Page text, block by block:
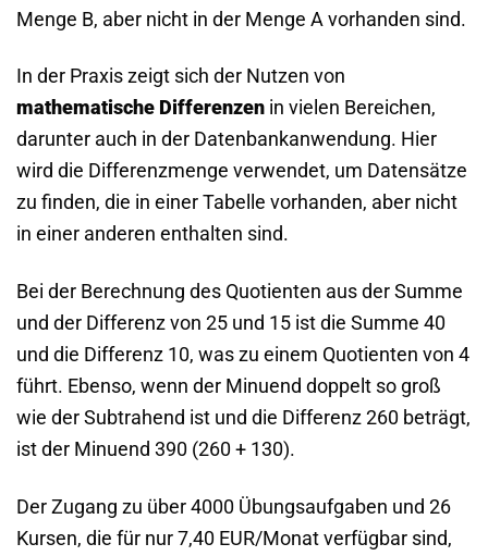
Menge B, aber nicht in der Menge A vorhanden sind.
In der Praxis zeigt sich der Nutzen von
mathematische Differenzen in vielen Bereichen,
darunter auch in der Datenbankanwendung. Hier
wird die Differenzmenge verwendet, um Datensätze
zu finden, die in einer Tabelle vorhanden, aber nicht
in einer anderen enthalten sind.
Bei der Berechnung des Quotienten aus der Summe
und der Differenz von 25 und 15 ist die Summe 40
und die Differenz 10, was zu einem Quotienten von 4
führt. Ebenso, wenn der Minuend doppelt so groß
wie der Subtrahend ist und die Differenz 260 beträgt,
ist der Minuend 390 (260 + 130).
Der Zugang zu über 4000 Übungsaufgaben und 26
Kursen, die für nur 7,40 EUR/Monat verfügbar sind,